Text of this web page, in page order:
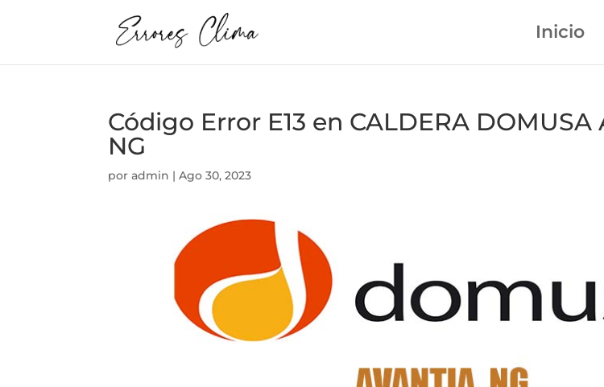
Inicio
Código Error E13 en CALDERA DOMUSA
NG
poradmin |Ago 30, 2023